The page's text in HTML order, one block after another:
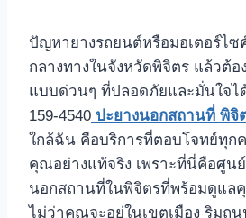
ปัญหายางรถยนต์หรือมอเตอร์ไซ
กลางทางในจังหวัดพิจิตร แล้วต้อ
แบบด่วนๆ ที่ปลอดภัยและมั่นใจได้
159-4540 ปะยางนอกสถานที่ พิจิ
ใกล้ฉัน คือบริการที่ตอบโจทย์ทุก
คุณอย่างแท้จริง เพราะที่นี่คือศูน
นอกสถานที่ในพิจิตรที่พร้อมดูแล
ไม่ว่าคุณจะอยู่ในเขตเมือง ริมถ